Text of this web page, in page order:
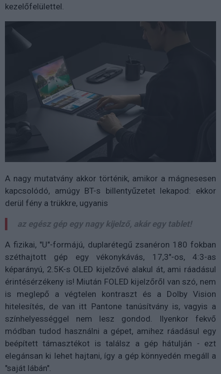
kezelőfelülettel.
A nagy mutatvány akkor történik, amikor a mágnesesen
kapcsolódó, amúgy BT-s billentyűzetet lekapod: ekkor
derül fény a trükkre, ugyanis
az egész gép egy nagy kijelző, akár egy tablet!
A fizikai, "U"-formájú, duplarétegű zsanéron 180 fokban
széthajtott gép egy vékonykávás, 17,3"-os, 4:3-as
képarányú, 2.5K-s OLED kijelzővé alakul át, ami ráadásul
érintésérzékeny is! Miután FOLED kijelzőről van szó, nem
is meglepő a végtelen kontraszt és a Dolby Vision
hitelesítés, de van itt Pantone tanúsítvány is, vagyis a
színhelyességgel nem lesz gondod. Ilyenkor fekvő
módban tudod használni a gépet, amihez ráadásul egy
beépített támasztékot is találsz a gép hátulján - ezt
elegánsan ki lehet hajtani, így a gép könnyedén megáll a
"saját lábán".